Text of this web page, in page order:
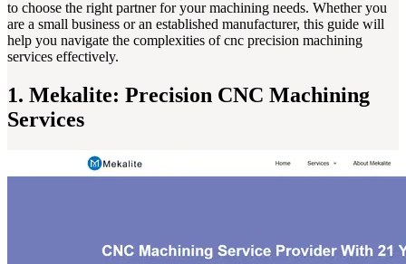
to choose the right partner for your machining needs. Whether you
are a small business or an established manufacturer, this guide will
help you navigate the complexities of cnc precision machining
services effectively.
1. Mekalite: Precision CNC Machining
Services